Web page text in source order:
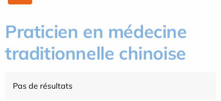
Praticien en médecine
traditionnelle chinoise
Pas de résultats